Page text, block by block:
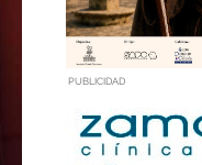
PUBLICIDAD